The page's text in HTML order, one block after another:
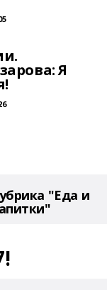
Я
"Еда и